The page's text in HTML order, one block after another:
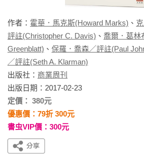
作者： 霍華．馬克斯(Howard Marks) 、
評註(Christopher C. Davis) 、 喬爾．葛林
Greenblatt) 、 保羅．喬森／評註(Paul
／評註(Seth A. Klarman)
出版社： 商業周刊
出版日期：2017-02-23
定價： 380元
優惠價：79折 300元
書虫VIP價：300元